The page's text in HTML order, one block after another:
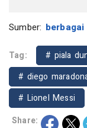
Sumber:
Tag: # piala
# diego
# Lionel Messi
Share: